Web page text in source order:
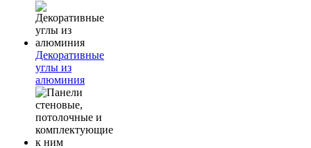
Декоративные
углы из
алюминия